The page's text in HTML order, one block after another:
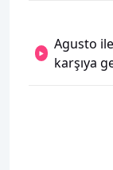
Agusto
karşıya